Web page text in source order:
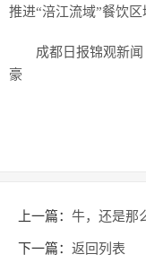
推进“涪江流域”餐饮
成都日报锦观新
豪
上一篇： 牛，还是那
下一篇： 返回列表